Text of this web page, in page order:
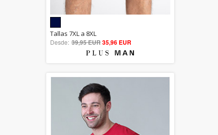
5.00
out of 5
Tallas 7XL a 8XL
Desde: 39,95 EUR35,96 EUR